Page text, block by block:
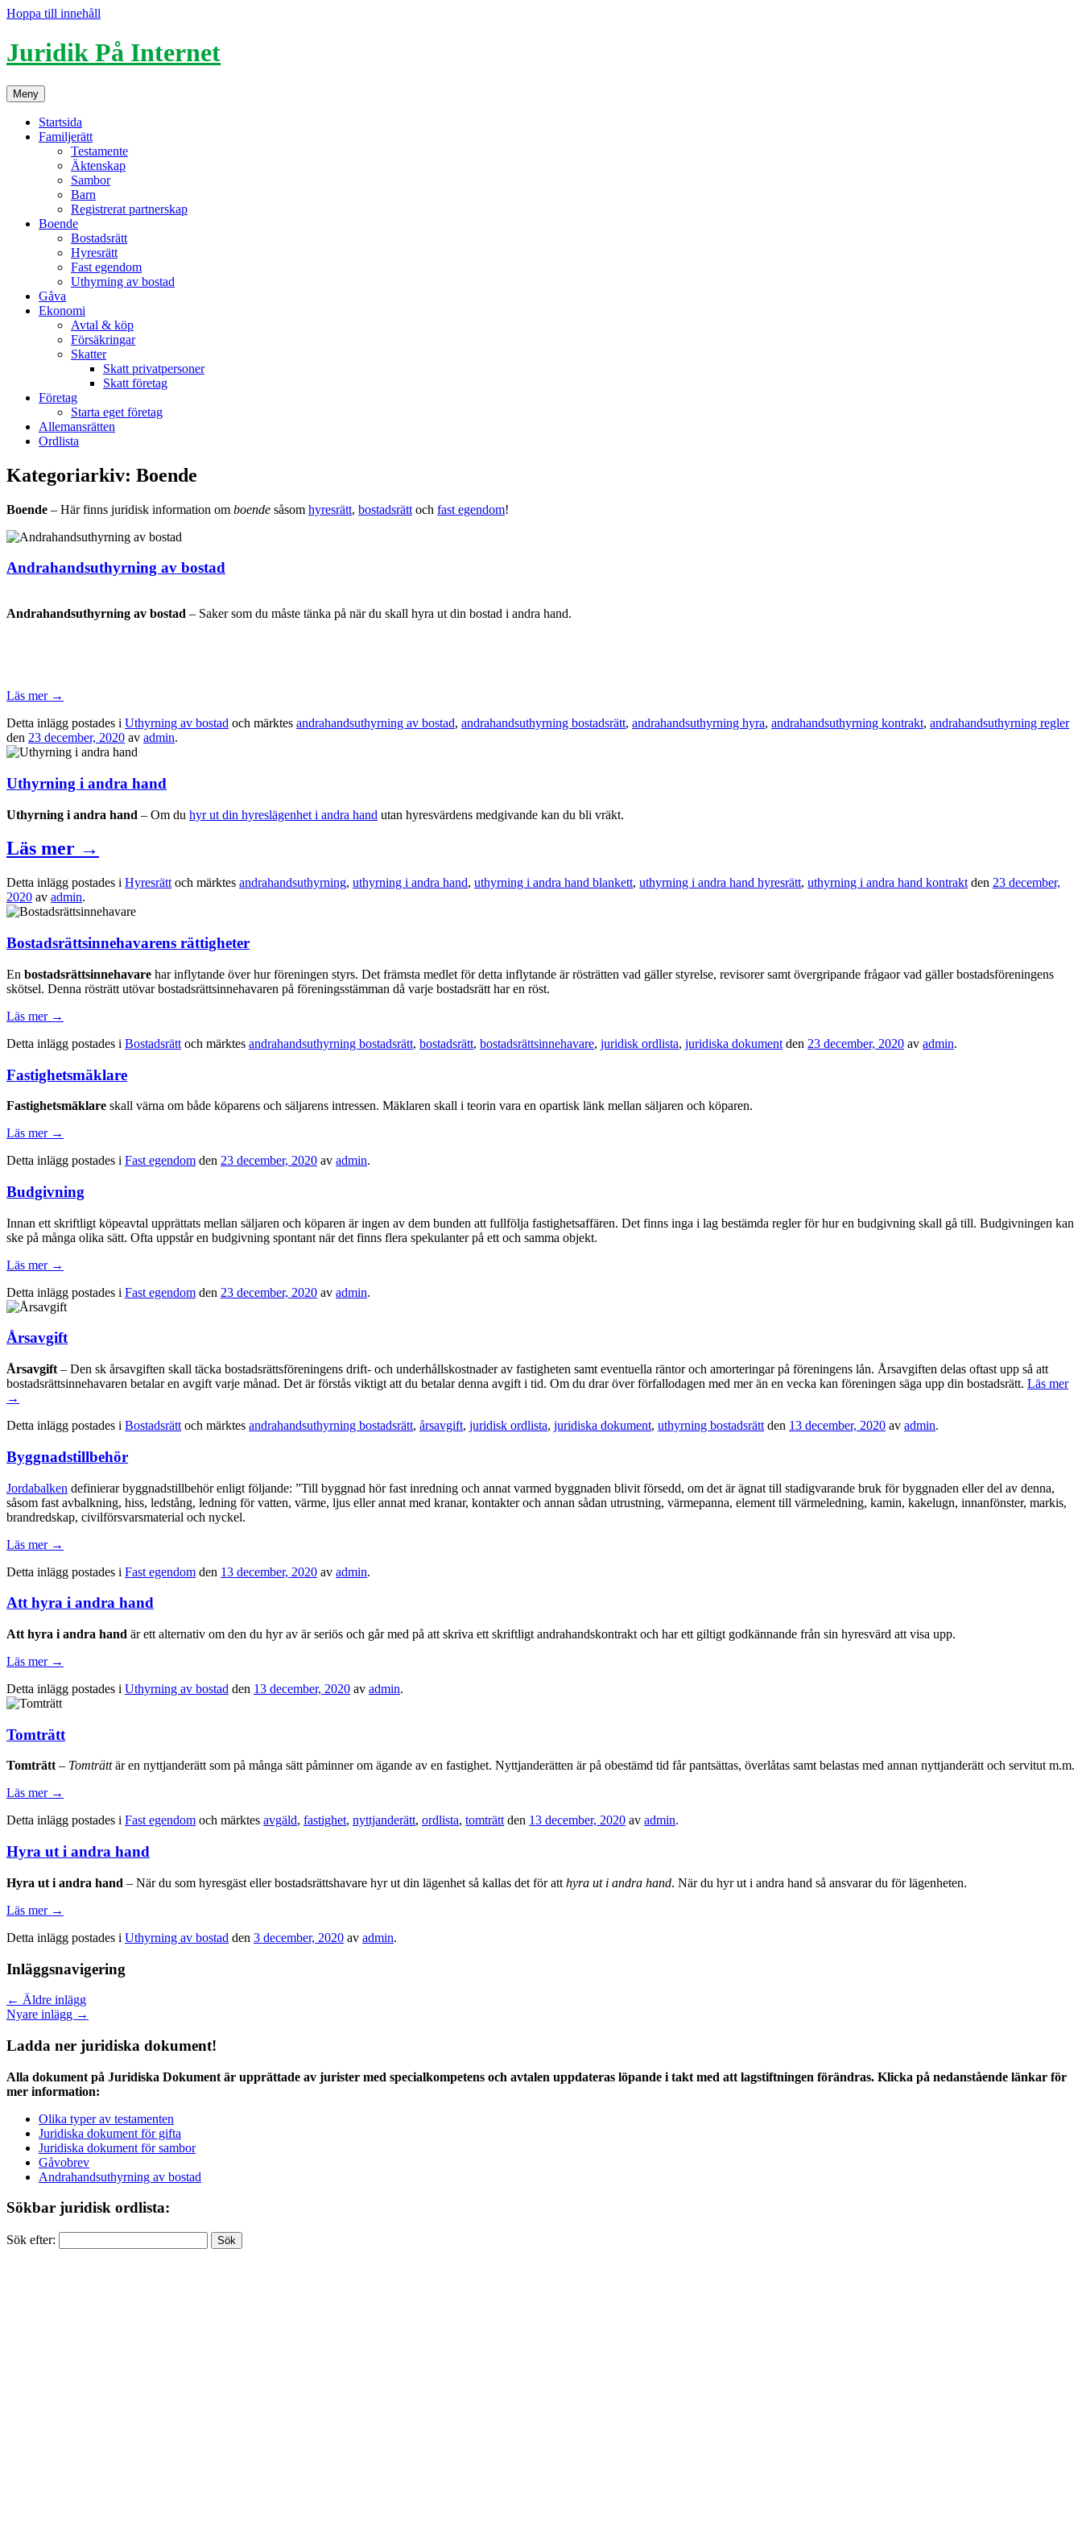
Hoppa till innehåll
Juridik På Internet
Meny
Startsida
Familjerätt
Testamente
Äktenskap
Sambor
Barn
Registrerat partnerskap
Boende
Bostadsrätt
Hyresrätt
Fast egendom
Uthyrning av bostad
Gåva
Ekonomi
Avtal & köp
Försäkringar
Skatter
Skatt privatpersoner
Skatt företag
Företag
Starta eget företag
Allemansrätten
Ordlista
Kategoriarkiv: Boende
Boende – Här finns juridisk information om boende såsom hyresrätt, bostadsrätt och fast egendom!
Andrahandsuthyrning av bostad
Andrahandsuthyrning av bostad – Saker som du måste tänka på när du skall hyra ut din bostad i andra hand.
Läs mer →
Detta inlägg postades i Uthyrning av bostad och märktes andrahandsuthyrning av bostad, andrahandsuthyrning bostadsrätt, andrahandsuthyrning hyra, andrahandsuthyrning kontrakt, andrahandsuthyrning regler
den 23 december, 2020 av admin.
Uthyrning i andra hand
Uthyrning i andra hand – Om du hyr ut din hyreslägenhet i andra hand utan hyresvärdens medgivande kan du bli vräkt.
Läs mer →
Detta inlägg postades i Hyresrätt och märktes andrahandsuthyrning, uthyrning i andra hand, uthyrning i andra hand blankett, uthyrning i andra hand hyresrätt, uthyrning i andra hand kontrakt den 23 december,
2020 av admin.
Bostadsrättsinnehavarens rättigheter
En bostadsrättsinnehavare har inflytande över hur föreningen styrs. Det främsta medlet för detta inflytande är rösträtten vad gäller styrelse, revisorer samt övergripande frågaor vad gäller bostadsföreningens
skötsel. Denna rösträtt utövar bostadsrättsinnehavaren på föreningsstämman då varje bostadsrätt har en röst.
Läs mer →
Detta inlägg postades i Bostadsrätt och märktes andrahandsuthyrning bostadsrätt, bostadsrätt, bostadsrättsinnehavare, juridisk ordlista, juridiska dokument den 23 december, 2020 av admin.
Fastighetsmäklare
Fastighetsmäklare skall värna om både köparens och säljarens intressen. Mäklaren skall i teorin vara en opartisk länk mellan säljaren och köparen.
Läs mer →
Detta inlägg postades i Fast egendom den 23 december, 2020 av admin.
Budgivning
Innan ett skriftligt köpeavtal upprättats mellan säljaren och köparen är ingen av dem bunden att fullfölja fastighetsaffären. Det finns inga i lag bestämda regler för hur en budgivning skall gå till. Budgivningen kan
ske på många olika sätt. Ofta uppstår en budgivning spontant när det finns flera spekulanter på ett och samma objekt.
Läs mer →
Detta inlägg postades i Fast egendom den 23 december, 2020 av admin.
Årsavgift
Årsavgift – Den sk årsavgiften skall täcka bostadsrättsföreningens drift- och underhållskostnader av fastigheten samt eventuella räntor och amorteringar på föreningens lån. Årsavgiften delas oftast upp så att
bostadsrättsinnehavaren betalar en avgift varje månad. Det är förstås viktigt att du betalar denna avgift i tid. Om du drar över förfallodagen med mer än en vecka kan föreningen säga upp din bostadsrätt. Läs mer
→
Detta inlägg postades i Bostadsrätt och märktes andrahandsuthyrning bostadsrätt, årsavgift, juridisk ordlista, juridiska dokument, uthyrning bostadsrätt den 13 december, 2020 av admin.
Byggnadstillbehör
Jordabalken definierar byggnadstillbehör enligt följande: ”Till byggnad hör fast inredning och annat varmed byggnaden blivit försedd, om det är ägnat till stadigvarande bruk för byggnaden eller del av denna,
såsom fast avbalkning, hiss, ledstång, ledning för vatten, värme, ljus eller annat med kranar, kontakter och annan sådan utrustning, värmepanna, element till värmeledning, kamin, kakelugn, innanfönster, markis,
brandredskap, civilförsvarsmaterial och nyckel.
Läs mer →
Detta inlägg postades i Fast egendom den 13 december, 2020 av admin.
Att hyra i andra hand
Att hyra i andra hand är ett alternativ om den du hyr av är seriös och går med på att skriva ett skriftligt andrahandskontrakt och har ett giltigt godkännande från sin hyresvärd att visa upp.
Läs mer →
Detta inlägg postades i Uthyrning av bostad den 13 december, 2020 av admin.
Tomträtt
Tomträtt– Tomträttär en nyttjanderätt som på många sätt påminner om ägande av en fastighet. Nyttjanderätten är på obestämd tid får pantsättas, överlåtas samt belastas med annan nyttjanderätt och servitut m.m.
Läs mer →
Detta inlägg postades i Fast egendom och märktes avgäld, fastighet, nyttjanderätt, ordlista, tomträttden 13 december, 2020 av admin.
Hyra ut i andra hand
Hyra ut i andra hand – När du som hyresgäst eller bostadsrättshavare hyr ut din lägenhet så kallas det för att hyra ut i andra hand. När du hyr ut i andra hand så ansvarar du för lägenheten.
Läs mer →
Detta inlägg postades i Uthyrning av bostad den 3 december, 2020 av admin.
Inläggsnavigering
← Äldre inlägg
Nyare inlägg →
Ladda ner juridiska dokument!
Alla dokument på Juridiska Dokument är upprättade av jurister med specialkompetens och avtalen uppdateras löpande i takt med att lagstiftningen förändras. Klicka på nedanstående länkar för
mer information:
Olika typer av testamenten
Juridiska dokument för gifta
Juridiska dokument för sambor
Gåvobrev
Andrahandsuthyrning av bostad
Sökbar juridisk ordlista:
Sök efter: